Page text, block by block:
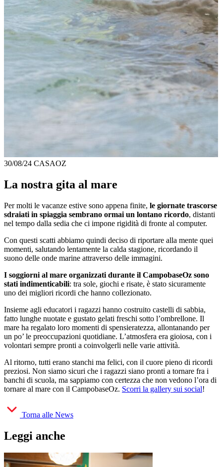
30/08/24 CASAOZ
La nostra gita al mare
Per molti le vacanze estive sono appena finite, le giornate trascorse
sdraiati in spiaggia sembrano ormai un lontano ricordo, distanti
nel tempo dalla sedia che ci impone rigidità di fronte al computer.
Con questi scatti abbiamo quindi deciso di riportare alla mente quei
momenti, salutando lentamente la calda stagione, ricordando il
suono delle onde marine attraverso delle immagini.
I soggiorni al mare organizzati durante il CampobaseOz sono
stati indimenticabili: tra sole, giochi e risate, è stato sicuramente
uno dei migliori ricordi che hanno collezionato.
Insieme agli educatori i ragazzi hanno costruito castelli di sabbia,
fatto lunghe nuotate e gustato gelati freschi sotto l’ombrellone. Il
mare ha regalato loro momenti di spensieratezza, allontanando per
un po’ le preoccupazioni quotidiane. L’atmosfera era gioiosa, con i
volontari sempre pronti a coinvolgerli nelle varie attività.
Al ritorno, tutti erano stanchi ma felici, con il cuore pieno di ricordi
preziosi. Non siamo sicuri che i ragazzi siano pronti a tornare fra i
banchi di scuola, ma sappiamo con certezza che non vedono l’ora di
tornare al mare con il CampobaseOz. Scorri la gallery sui social!
Torna alle News
Leggi anche